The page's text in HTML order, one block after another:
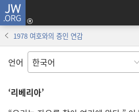
JW.ORG
1978 여호와의 증인 연감
언어
‘리베리아’